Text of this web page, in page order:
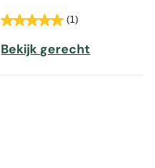
(1)
Bekijk gerecht